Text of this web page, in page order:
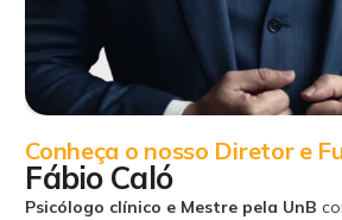
Conheça o nosso Diretor e
Fábio Caló
Psicólogo clínico e Mestre pela UnB